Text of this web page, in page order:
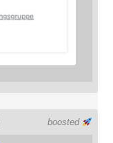
boosted